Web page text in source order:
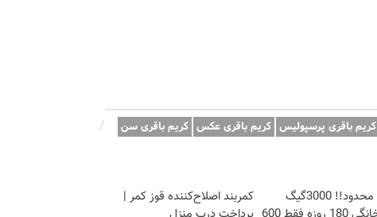
کریم باقری پرسپولیس کریم باقری عکس کریم باقری سن /
⏳فرصت محدود!! 3000گیگ
کمربند اصلاح‌کننده قوز کمر |